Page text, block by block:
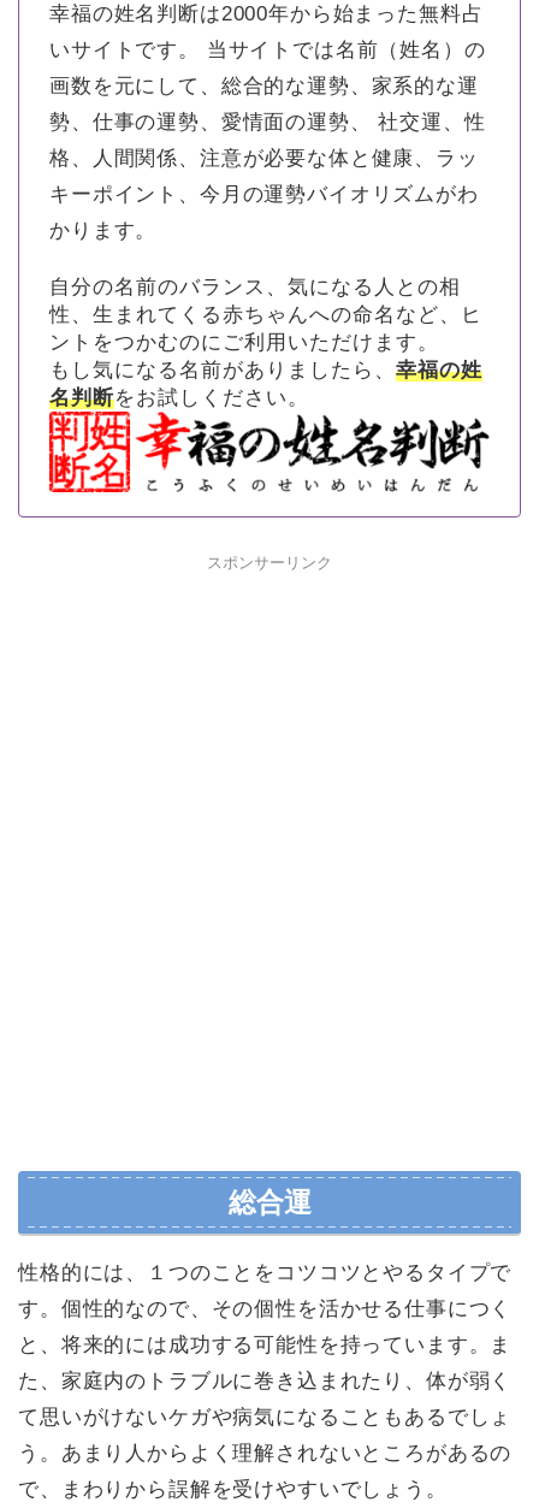
幸福の姓名判断は2000年から始まった無料占
いサイトです。
当サイトでは名前（姓名）の
画数を元にして、総合的な運勢、家系的な運
勢、仕事の運勢、愛情面の運勢、 社交運、性
格、人間関係、注意が必要な体と健康、ラッ
キーポイント、今月の運勢バイオリズムがわ
かります。
自分の名前のバランス、気になる人との相
性、生まれてくる赤ちゃんへの命名など、ヒ
ントをつかむのにご利用いただけます。
もし気になる名前がありましたら、 幸福の姓
名判断をお試しください。
スポンサーリンク
総合運
性格的には、１つのことをコツコツとやるタイプで
す。個性的なので、その個性を活かせる仕事につく
と、将来的には成功する可能性を持っています。ま
た、家庭内のトラブルに巻き込まれたり、体が弱く
て思いがけないケガや病気になることもあるでしょ
う。あまり人からよく理解されないところがあるの
で、まわりから誤解を受けやすいでしょう。